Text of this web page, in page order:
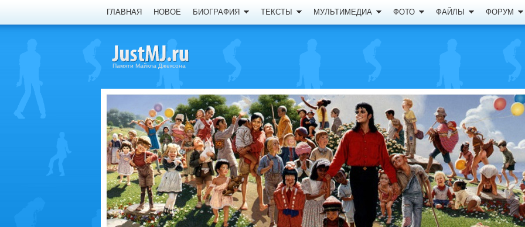
ГЛАВНАЯ НОВОЕ БИОГРАФИЯ ТЕКСТЫ МУЛЬТИМЕДИА ФОТО ФАЙЛЫ ФОРУМ
Памяти Майкла Джексона